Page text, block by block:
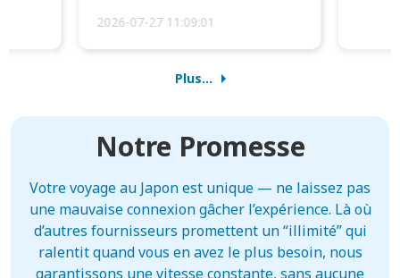
2026-07-27 11:09:01
Plus...
Notre Promesse
Votre voyage au Japon est unique — ne laissez pas
une mauvaise connexion gâcher l’expérience. Là où
d’autres fournisseurs promettent un “illimité” qui
ralentit quand vous en avez le plus besoin, nous
garantissons une vitesse constante, sans aucune